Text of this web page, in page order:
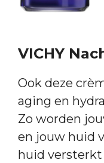
VICHY
Ook deze
aging en
Zo worden
en jouw huid
huid